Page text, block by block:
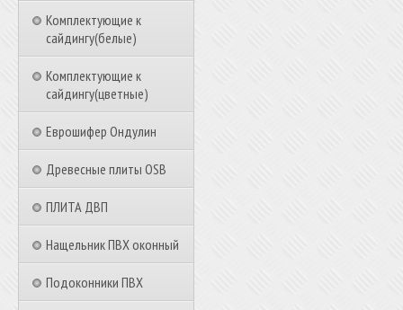
Комплектующие к
сайдингу(белые)
Комплектующие к
сайдингу(цветные)
Еврошифер Ондулин
Древесные плиты OSB
ПЛИТА ДВП
Нащельник ПВХ оконный
Подоконники ПВХ